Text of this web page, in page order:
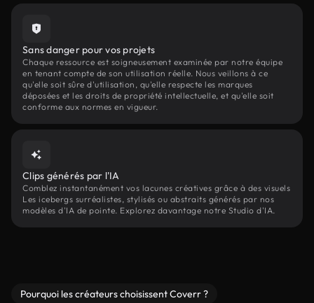
Sans danger pour vos projets
Chaque ressource est soigneusement examinée par notre équipe
en tenant compte de son utilisation réelle. Nous veillons à ce
qu'elle soit sûre d'utilisation, qu'elle respecte les marques
déposées et les droits de propriété intellectuelle, et qu'elle soit
conforme aux normes en vigueur.
Clips générés par l'IA
Comblez instantanément vos lacunes créatives grâce à des visuels
Les icebergs surréalistes, stylisés ou abstraits générés par nos
modèles d'IA de pointe. Explorez davantage notre Studio d'IA.
Pourquoi les créateurs choisissent Coverr ?